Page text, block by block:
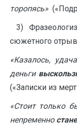
торопясь»
3)
сюжетного
«Казалось,
деньги
(«Записки из
«Стоит только
непременно